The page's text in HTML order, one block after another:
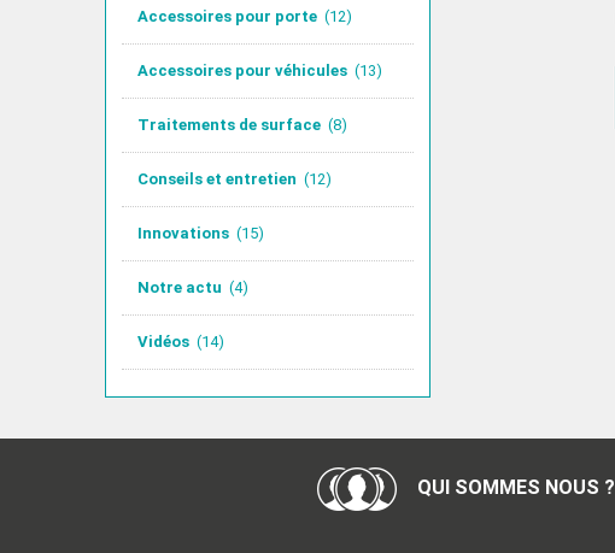
Accessoires pour porte (12)
Accessoires pour véhicules (13)
Traitements de surface (8)
Conseils et entretien (12)
Innovations (15)
Notre actu (4)
Vidéos (14)
QUI SOMMES NOUS ?